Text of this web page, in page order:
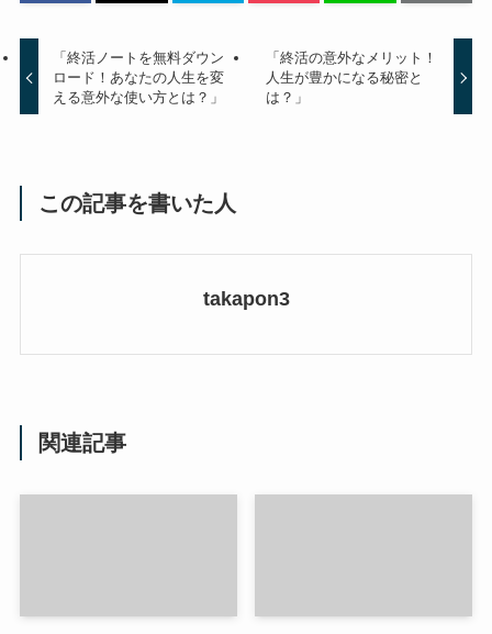
「終活ノートを無料ダウン
ロード！あなたの人生を変
える意外な使い方とは？」
「終活の意外なメリット！
人生が豊かになる秘密と
は？」
この記事を書いた人
takapon3
関連記事